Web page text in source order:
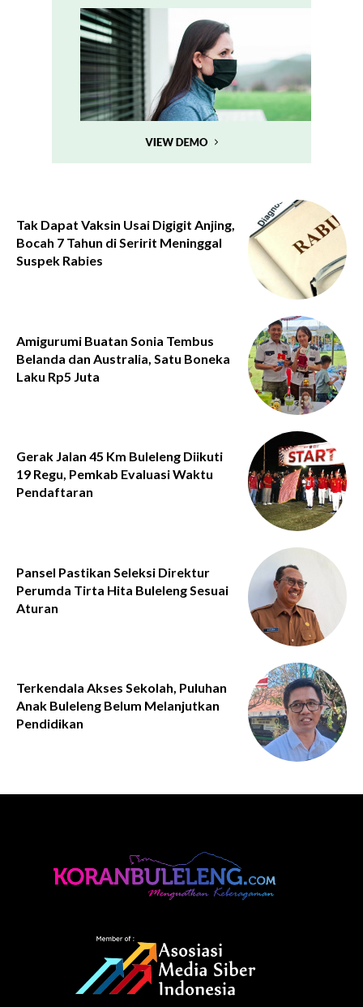
Tak Dapat Vaksin Usai Digigit Anjing,
Bocah 7 Tahun di Seririt Meninggal
Suspek Rabies
Amigurumi Buatan Sonia Tembus
Belanda dan Australia, Satu Boneka
Laku Rp5 Juta
Gerak Jalan 45 Km Buleleng Diikuti
19 Regu, Pemkab Evaluasi Waktu
Pendaftaran
Pansel Pastikan Seleksi Direktur
Perumda Tirta Hita Buleleng Sesuai
Aturan
Terkendala Akses Sekolah, Puluhan
Anak Buleleng Belum Melanjutkan
Pendidikan